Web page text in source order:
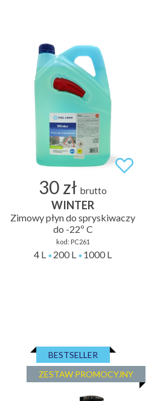
30 zł brutto
WINTER
Zimowy płyn do spryskiwaczy
do -22º C
kod: PC261
4 L 200 L 1000 L
ZESTAW PROMOCYJNY
BESTSELLER